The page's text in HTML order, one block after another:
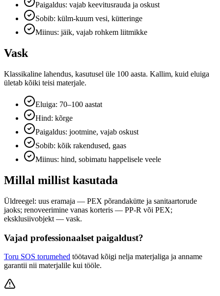
Paigaldus: vajab keevitusrauda ja oskust
Sobib: külm-kuum vesi, kütteringe
Miinus: jäik, vajab rohkem liitmikke
Vask
Klassikaline lahendus, kasutusel üle 100 aasta. Kallim, kuid eluiga
ületab kõiki teisi materjale.
Eluiga: 70–100 aastat
Hind: kõrge
Paigaldus: jootmine, vajab oskust
Sobib: kõik rakendused, gaas
Miinus: hind, sobimatu happelisele veele
Millal millist kasutada
Üldreegel: uus eramaja — PEX põrandakütte ja sanitaartorude
jaoks; renoveerimine vanas korteris — PP-R või PEX;
eksklusiivobjekt — vask.
Vajad professionaalset paigaldust?
Toru SOS torumehed töötavad kõigi nelja materjaliga ja anname
garantii nii materjalile kui tööle.